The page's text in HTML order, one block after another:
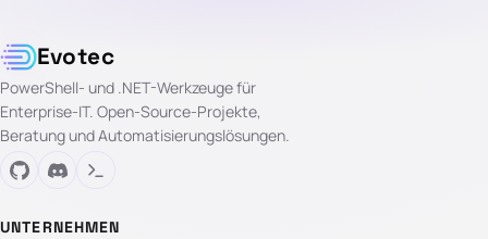
Evotec
PowerShell- und .NET-Werkzeuge für
Enterprise-IT. Open-Source-Projekte,
Beratung und Automatisierungslösungen.
UNTERNEHMEN